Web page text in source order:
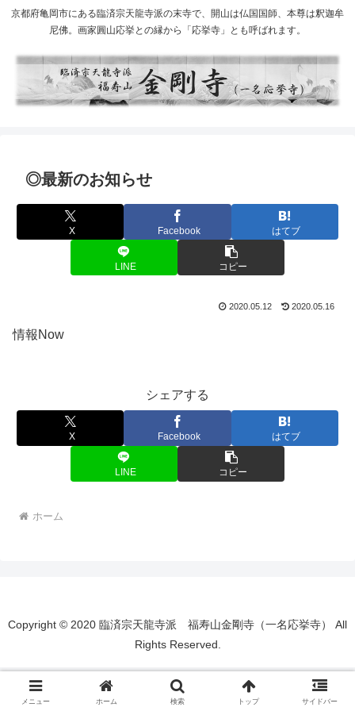
京都府亀岡市にある臨済宗天龍寺派の末寺で、開山は仏国国師、本尊は釈迦牟
尼佛。画家圓山応挙との縁から「応挙寺」とも呼ばれます。
◎最新のお知らせ
X Facebook はてブ
LINE コピー
2020.05.12 2020.05.16
情報Now
シェアする
X Facebook はてブ
LINE コピー
ホーム
Copyright © 2020 臨済宗天龍寺派 福寿山金剛寺（一名応挙寺） All
Rights Reserved.
メニュー ホーム 検索 トップ サイドバー